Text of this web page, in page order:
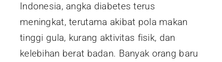
Indonesia, angka diabetes terus
meningkat, terutama akibat pola makan
tinggi gula, kurang aktivitas fisik, dan
kelebihan berat badan. Banyak orang baru